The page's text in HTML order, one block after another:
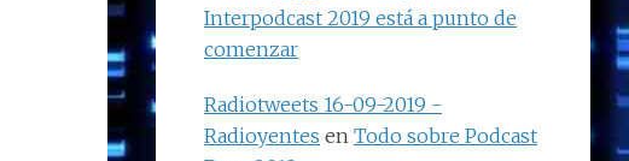
Interpodcast 2019 está a punto de
comenzar
Radiotweets 16-09-2019 -
Radioyentes en Todo sobre Podcast